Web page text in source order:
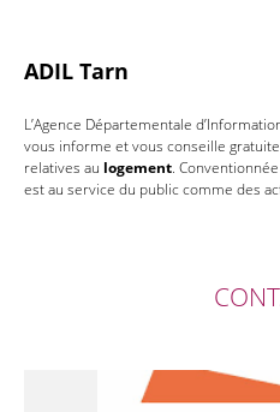
ADIL Tarn
L’Agence Départementale
vous informe et vous conseille
relatives au logement.
est au service du public comme des